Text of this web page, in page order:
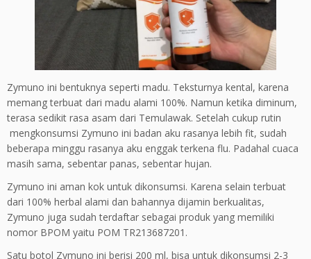
Zymuno ini bentuknya seperti madu. Teksturnya kental, karena
memang terbuat dari madu alami 100%. Namun ketika diminum,
terasa sedikit rasa asam dari Temulawak. Setelah cukup rutin
mengkonsumsi Zymuno ini badan aku rasanya lebih fit, sudah
beberapa minggu rasanya aku enggak terkena flu. Padahal cuaca
masih sama, sebentar panas, sebentar hujan.
Zymuno ini aman kok untuk dikonsumsi. Karena selain terbuat
dari 100% herbal alami dan bahannya dijamin berkualitas,
Zymuno juga sudah terdaftar sebagai produk yang memiliki
nomor BPOM yaitu POM TR213687201.
Satu botol Zymuno ini berisi 200 ml, bisa untuk dikonsumsi 2-3